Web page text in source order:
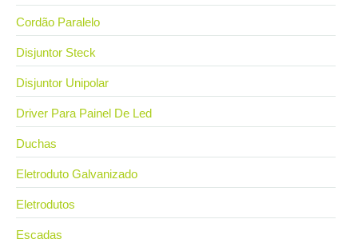
Cordão Paralelo
Disjuntor Steck
Disjuntor Unipolar
Driver Para Painel De Led
Duchas
Eletroduto Galvanizado
Eletrodutos
Escadas